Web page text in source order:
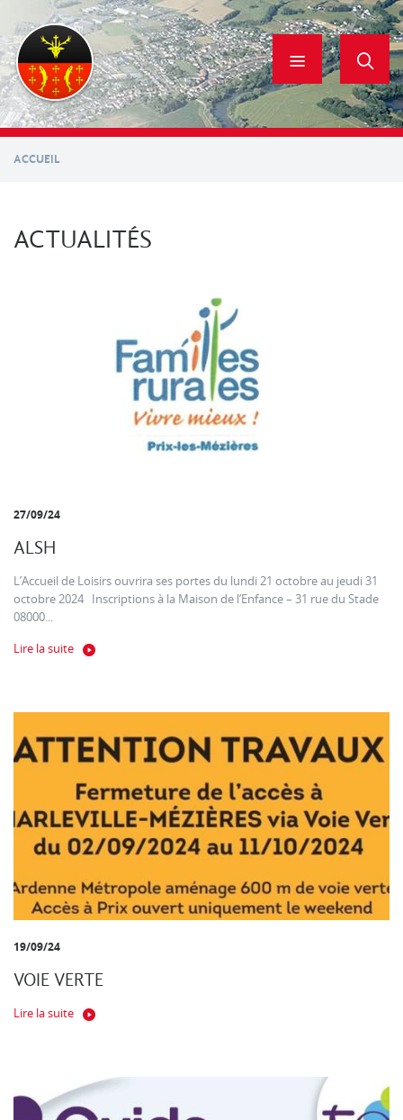
contenu
principal
ACCUEIL
ACTUALITÉS
27/09/24
ALSH
L’Accueil de Loisirs ouvrira ses portes du lundi 21 octobre au jeudi 31
octobre 2024 Inscriptions à la Maison de l’Enfance – 31 rue du Stade
08000...
Lire la suite
19/09/24
VOIE VERTE
Lire la suite